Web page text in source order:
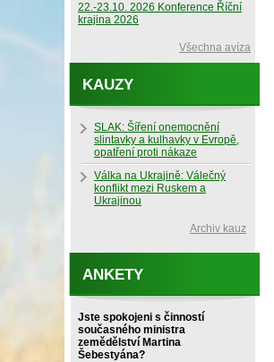
22.-23.10. 2026 Konference Říční
krajina 2026
Všechna avíza
KAUZY
SLAK: Šíření onemocnění
slintavky a kulhavky v Evropě,
opatření proti nákaze
Válka na Ukrajině: Válečný
konflikt mezi Ruskem a
Ukrajinou
Archiv kauz
ANKETY
Jste spokojeni s činností
současného ministra
zemědělství Martina
Šebestyána?